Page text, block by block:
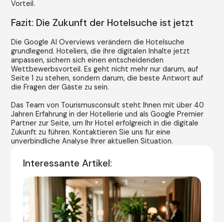
Vorteil.
Fazit: Die Zukunft der Hotelsuche ist jetzt
Die Google AI Overviews verändern die Hotelsuche
grundlegend. Hoteliers, die ihre digitalen Inhalte jetzt
anpassen, sichern sich einen entscheidenden
Wettbewerbsvorteil. Es geht nicht mehr nur darum, auf
Seite 1 zu stehen, sondern darum, die beste Antwort auf
die Fragen der Gäste zu sein.
Das Team von Tourismusconsult steht Ihnen mit über 40
Jahren Erfahrung in der Hotellerie und als Google Premier
Partner zur Seite, um Ihr Hotel erfolgreich in die digitale
Zukunft zu führen. Kontaktieren Sie uns für eine
unverbindliche Analyse Ihrer aktuellen Situation.
Interessante Artikel: